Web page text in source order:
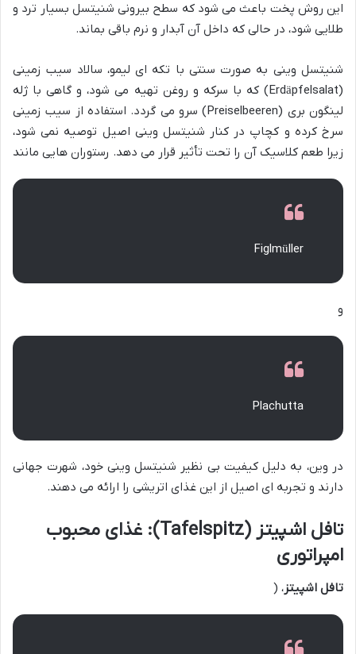
این روش پخت باعث می شود که سطح بیرونی شنیتسل بسیار ترد و
طلایی شود، در حالی که داخل آن آبدار و نرم باقی بماند.
شنیتسل وینی به صورت سنتی با تکه ای لیمو، سالاد سیب زمینی
(Erdäpfelsalat) که با سرکه و روغن تهیه می شود، و گاهی با ژله
لینگون بری (Preiselbeeren) سرو می گردد. استفاده از سیب زمینی
سرخ کرده و کچاپ در کنار شنیتسل وینی اصیل توصیه نمی شود،
زیرا طعم کلاسیک آن را تحت تأثیر قرار می دهد. رستوران هایی مانند
Figlmüller
و
Plachutta
در وین، به دلیل کیفیت بی نظیر شنیتسل وینی خود، شهرت جهانی
دارند و تجربه ای اصیل از این غذای اتریشی را ارائه می دهند.
تافل اشپیتز (Tafelspitz): غذای محبوب
امپراتوری
تافل اشپیتز، (